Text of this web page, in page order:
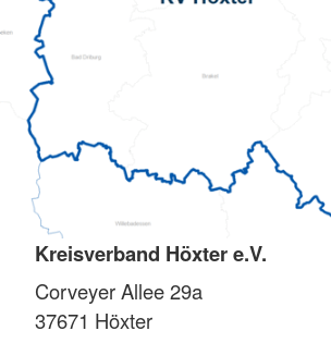
Kreisverband Höxter e.V.
Corveyer Allee 29a
37671 Höxter